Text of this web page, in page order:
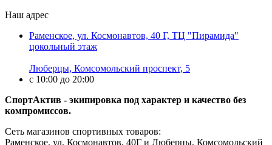
Наш адрес
Раменское, ул. Космонавтов, 40 Г, ТЦ "Пирамида"
цокольный этаж
Люберцы, Комсомольский проспект, 5
с 10:00 до 20:00
СпортАктив - экипировка под характер и качество без
компромиссов.
Сеть магазинов спортивных товаров:
Раменское, ул. Космонавтов, 40Г и Люберцы, Комсомольский